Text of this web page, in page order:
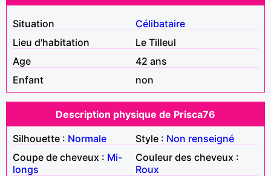
Situation
Célibataire
Lieu d'habitation
Le Tilleul
Age
42 ans
Enfant
non
Description physique de Prisca76
Silhouette : Normale Style : Non renseigné
Coupe de cheveux : Mi-
longs
Couleur des cheveux :
Roux